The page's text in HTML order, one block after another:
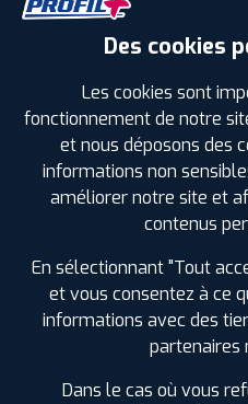
Sous réserve de
SPÉCIFICATIONS AVIS
Étiquetage
Des cookies
Les cookies sont
fonctionnement de notre
et nous déposons des
informations non
améliorer notre site et
contenus
En sélectionnant "Tout
et vous consentez à ce
informations avec des
partenaires
Dans le cas où vous